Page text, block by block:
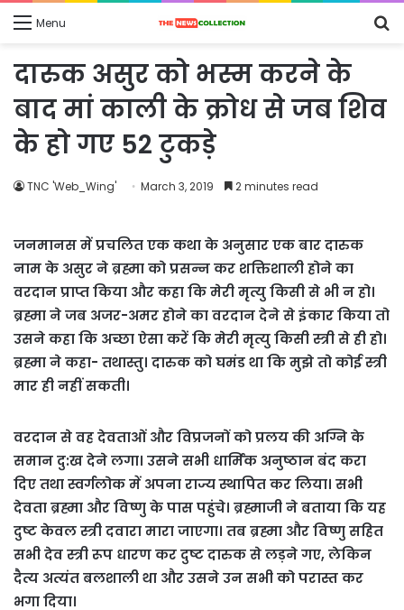
Menu
दारुक असुर को भस्म करने के
बाद मां काली के क्रोध से जब शिव
के हो गए 52 टुकड़े
TNC 'Web_Wing' March 3, 2019 2 minutes read
जनमानस में प्रचलित एक कथा के अनुसार एक बार दारुक
नाम के असुर ने ब्रह्मा को प्रसन्न कर शक्तिशाली होने का
वरदान प्राप्त किया और कहा कि मेरी मृत्यु किसी से भी न हो।
ब्रह्मा ने जब अजर-अमर होने का वरदान देने से इंकार किया तो
उसने कहा कि अच्छा ऐसा करें कि मेरी मृत्यु किसी स्त्री से ही हो।
ब्रह्मा ने कहा- तथास्तु। दारुक को घमंड था कि मुझे तो कोई स्त्री
मार ही नहीं सकती।
वरदान से वह देवताओं और विप्रजनों को प्रलय की अग्नि के
समान दु:ख देने लगा। उसने सभी धार्मिक अनुष्ठान बंद करा
दिए तथा स्वर्गलोक में अपना राज्य स्थापित कर लिया। सभी
देवता ब्रह्मा और विष्णु के पास पहुंचे। ब्रह्माजी ने बताया कि यह
दुष्ट केवल स्त्री दवारा मारा जाएगा। तब ब्रह्मा और विष्णु सहित
सभी देव स्त्री रूप धारण कर दुष्ट दारुक से लड़ने गए, लेकिन
दैत्य अत्यंत बलशाली था और उसने उन सभी को परास्त कर
भगा दिया।